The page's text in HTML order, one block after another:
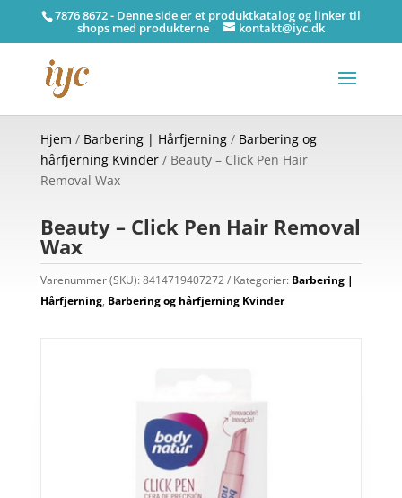
7876 8672 - Denne side er et produktkatalog og linker til
shops med produkterne kontakt@iyc.dk
Hjem / Barbering | Hårfjerning/ Barbering og
hårfjerning Kvinder/ Beauty – Click Pen Hair
Removal Wax
Beauty – Click Pen Hair Removal
Wax
Varenummer (SKU):8414719407272 Kategorier: Barbering |
Hårfjerning, Barbering og hårfjerning Kvinder